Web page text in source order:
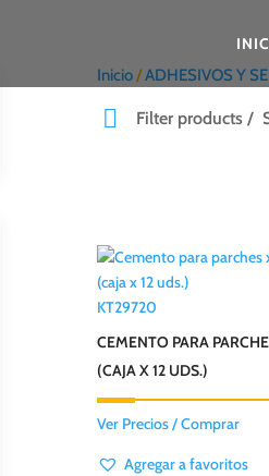
Inicio/ADHESIVOS Y
Filter products
KT29720
CEMENTO PARA
(CAJA X 12 UDS.)
Ver Precios / Comprar
Agregar a favoritos